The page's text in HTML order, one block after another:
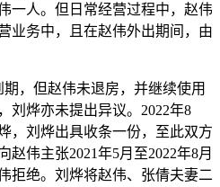
一人。但日常经营过程中，赵伟
业务中，且在赵伟外出期间，由
，但赵伟未退房，并继续使用
刘烨亦未提出异议。2022年8
，刘烨出具收条一份，至此双方
伟主张2021年5月至2022年8月
拒绝。刘烨将赵伟、张倩夫妻二